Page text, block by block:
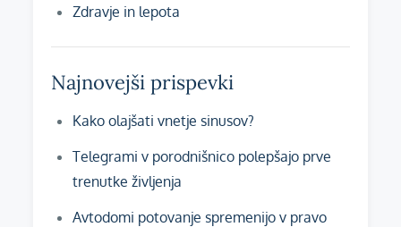
Zdravje in lepota
Najnovejši prispevki
Kako olajšati vnetje sinusov?
Telegrami v porodnišnico polepšajo prve
trenutke življenja
Avtodomi potovanje spremenijo v pravo